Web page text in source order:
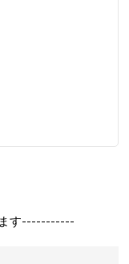
す-----------